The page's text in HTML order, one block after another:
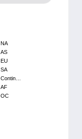
NA
AS
EU
SA
Contin…
AF
OC